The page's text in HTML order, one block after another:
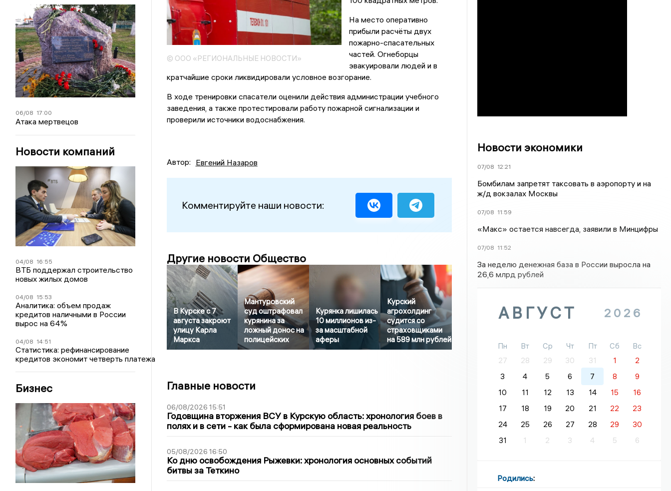
06/08 17:00
Атака мертвецов
Новости компаний
04/08 16:55
ВТБ поддержал строительство
новых жилых домов
04/08 15:53
Аналитика: объем продаж
кредитов наличными в России
вырос на 64%
04/08 14:51
Статистика: рефинансирование
кредитов экономит четверть платежа
Бизнес
© ООО «РЕГИОНАЛЬНЫЕ НОВОСТИ»
На место оперативно
прибыли расчёты двух
пожарно-спасательных
частей. Огнеборцы
эвакуировали людей и в
кратчайшие сроки ликвидировали условное возгорание.
В ходе тренировки спасатели оценили действия администрации учебного
заведения, а также протестировали работу пожарной сигнализации и
проверили источники водоснабжения.
Автор: Евгений Назаров
Комментируйте наши новости:
Другие новости Общество
В Курске с 7
августа закроют
улицу Карла
Маркса
Мантуровский
суд оштрафовал
курянина за
ложный донос на
полицейских
Курянка лишилась
10 миллионов из-
за масштабной
аферы
Курский
агрохолдинг
судится со
страховщиками
на 589 млн рублей
Главные новости
06/08/2026 15:51
Годовщина вторжения ВСУ в Курскую область: хронология боев в
полях и в сети - как была сформирована новая реальность
05/08/2026 16:50
Ко дню освобождения Рыжевки: хронология основных событий
битвы за Теткино
Новости экономики
07/08 12:21
Бомбилам запретят таксовать в аэропорту и на
ж/д вокзалах Москвы
07/08 11:59
«Макс» остается навсегда, заявили в Минцифры
07/08 11:52
За неделю денежная база в России выросла на
26,6 млрд рублей
АВГУСТ 2026
Пн Вт Ср Чт Пт Сб
Вс
27
28 29 30 31 1
2
3
4 5 6 7 8
9
10
11 12 13 14 15
16
17
18 19 20 21 22
23
24
25 26 27 28 29
30
31
1 2 3 4 5 6
Родились: